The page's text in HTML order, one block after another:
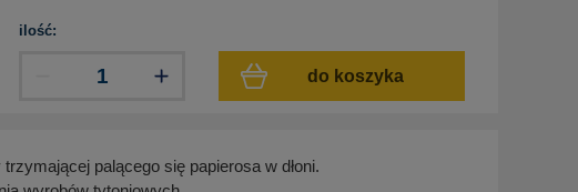
ilość:
do koszyka
palącego się papierosa w dłoni.